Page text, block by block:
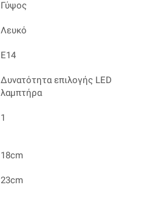
Γύψος
Λευκό
Ε14
Δυνατότητα επιλογής LED
λαμπτήρα
1
18cm
23cm